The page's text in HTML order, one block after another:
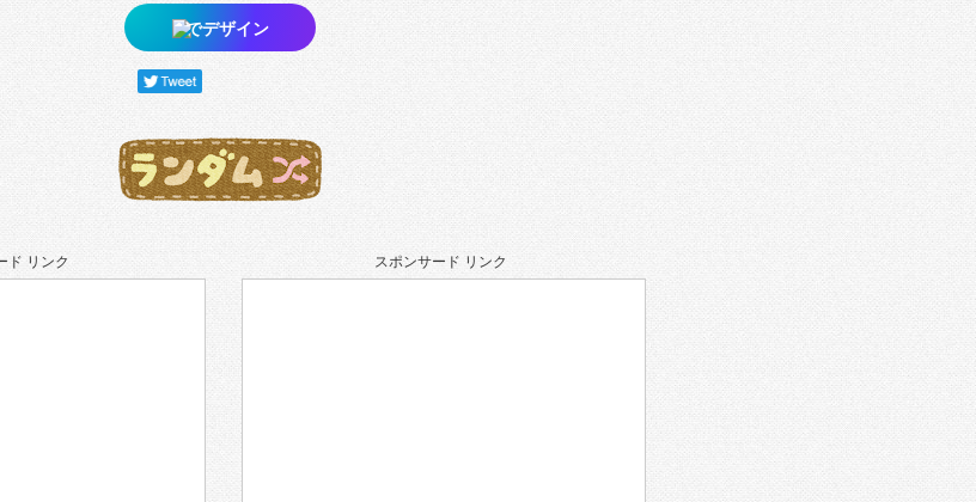
でデザイン
ド リンク スポンサード リンク